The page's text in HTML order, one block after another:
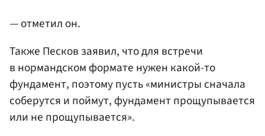
— отметил он.
Также Песков заявил, что для встречи
в нормандском формате нужен какой-то
фундамент, поэтому пусть «министры сначала
соберутся и поймут, фундамент прощупывается
или не прощупывается».